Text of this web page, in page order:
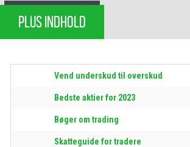
PLUS INDHOLD
Vend underskud til overskud
Bedste aktier for 2023
Bøger om trading
Skatteguide for tradere